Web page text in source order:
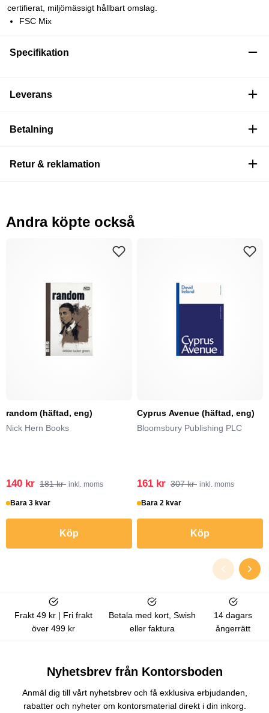
certifierat, miljömässigt hållbart omslag.
FSC Mix
Specifikation
Leverans
Betalning
Retur & reklamation
Andra köpte också
random (häftad, eng)
Nick Hern Books
140 kr 181 kr inkl. moms
Bara 3 kvar
Köp
Cyprus Avenue (häftad, eng)
Bloomsbury Publishing PLC
161 kr 307 kr inkl. moms
Bara 2 kvar
Köp
Frakt 49 kr | Fri frakt
över 499 kr
Betala med kort, Swish
eller faktura
14 dagars
ångerrätt
Nyhetsbrev från Kontorsboden
Anmäl dig till vårt nyhetsbrev och få exklusiva erbjudanden,
rabatter och nyheter om kontorsmaterial direkt i din inkorg.